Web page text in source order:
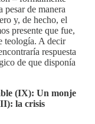
pesar de manera
y, de hecho, el
presente que fue,
teología. A decir
respuesta
de que disponía
(IX): Un monje
la crisis